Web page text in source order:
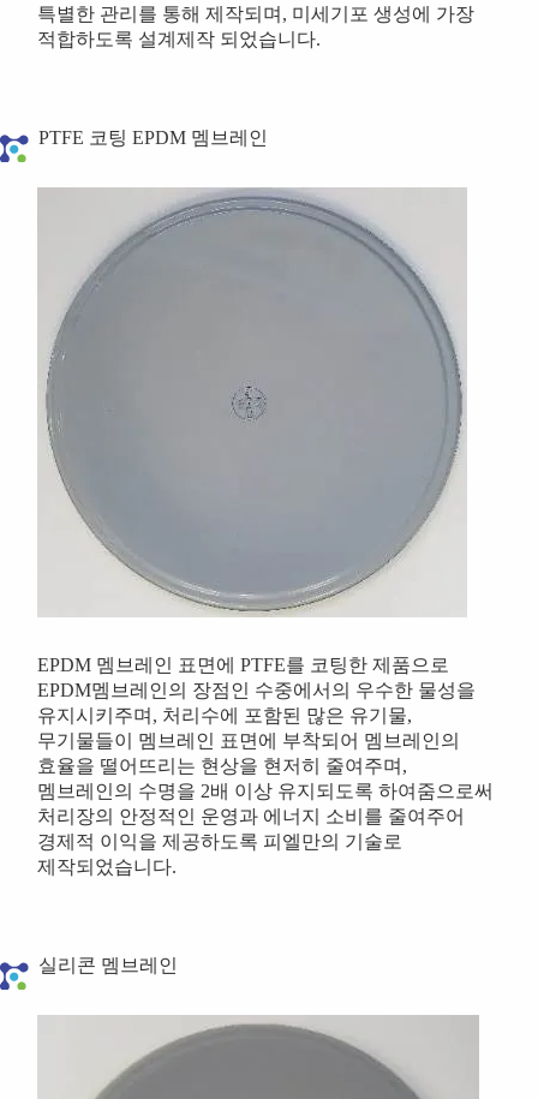
특별한 관리를 통해 제작되며, 미세기포 생성에 가장
적합하도록 설계제작 되었습니다.
PTFE 코팅 EPDM 멤브레인
EPDM 멤브레인 표면에 PTFE를 코팅한 제품으로
EPDM멤브레인의 장점인 수중에서의 우수한 물성을
유지시키주며, 처리수에 포함된 많은 유기물,
무기물들이 멤브레인 표면에 부착되어 멤브레인의
효율을 떨어뜨리는 현상을 현저히 줄여주며,
멤브레인의 수명을 2배 이상 유지되도록 하여줌으로써
처리장의 안정적인 운영과 에너지 소비를 줄여주어
경제적 이익을 제공하도록 피엘만의 기술로
제작되었습니다.
실리콘 멤브레인